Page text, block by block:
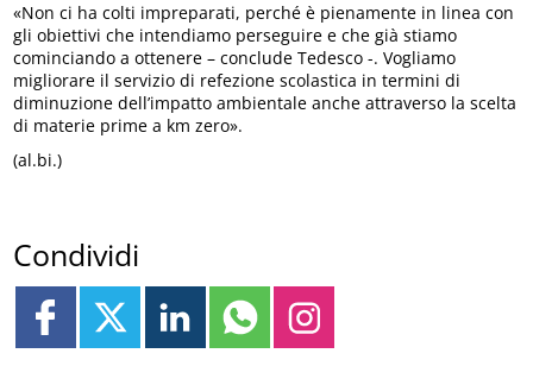
«Non ci ha colti impreparati, perché è pienamente in linea con
gli obiettivi che intendiamo perseguire e che già stiamo
cominciando a ottenere – conclude Tedesco -. Vogliamo
migliorare il servizio di refezione scolastica in termini di
diminuzione dell’impatto ambientale anche attraverso la scelta
di materie prime a km zero».
(al.bi.)
Condividi